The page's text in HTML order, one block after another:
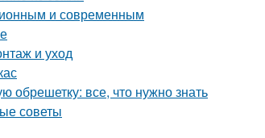
и современным
и уход
обрешетку: все, что нужно знать
советы